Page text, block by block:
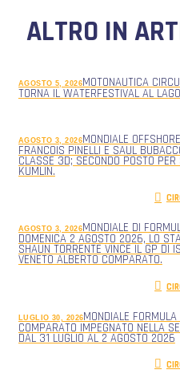
ALTRO IN
AGOSTO 5, 2026MOTONAUTICA
TORNA IL WATERFESTIVAL AL
AGOSTO 3, 2026MONDIALE
FRANCOIS PINELLI E SAUL
CLASSE 3D; SECONDO POSTO
KUMLIN.
AGOSTO 3, 2026MONDIALE DI
DOMENICA 2 AGOSTO 2026, LO
SHAUN TORRENTE VINCE IL GP DI
VENETO ALBERTO COMPARATO.
LUGLIO 30, 2026MONDIALE
COMPARATO IMPEGNATO NELLA
DAL 31 LUGLIO AL 2 AGOSTO 2026